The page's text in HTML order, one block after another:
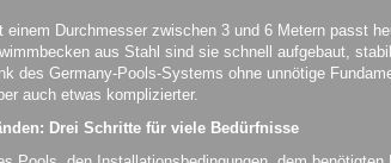
einem Durchmesser zwischen 3 und 6 Metern passt
aus Stahl sind sie schnell aufgebaut,
des Germany-Pools-Systems ohne unnötige
auch etwas komplizierter.
Drei Schritte für viele Bedürfnisse